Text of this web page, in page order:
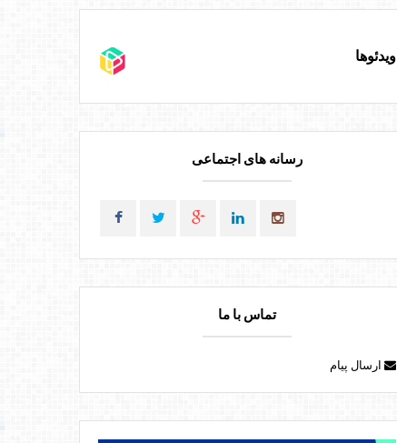
ویدئوها
رسانه های اجتماعی
تماس با ما
ارسال پیام